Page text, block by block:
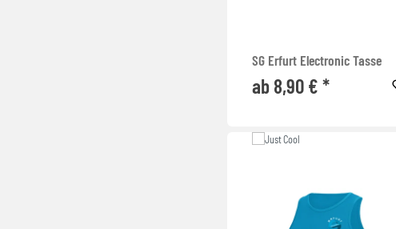
SG Erfurt Electronic Tasse
ab 8,90 € *